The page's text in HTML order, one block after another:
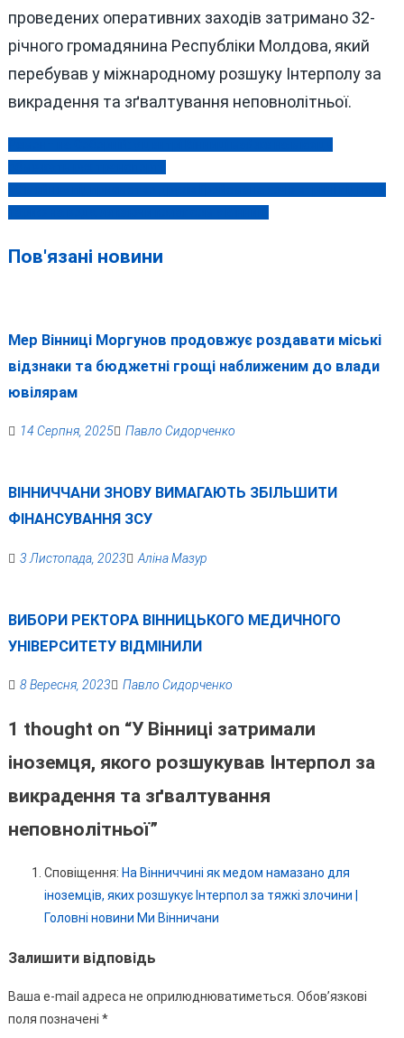
проведених оперативних заходів затримано 32-
річного громадянина Республіки Молдова, який
перебував у міжнародному розшуку Інтерполу за
викрадення та зґвалтування неповнолітньої.
Навігація
записів
Пов'язані новини
Мер Вінниці Моргунов продовжує роздавати міські
відзнаки та бюджетні грощі наближеним до влади
ювілярам
14 Серпня, 2025 Павло Сидорченко
ВІННИЧЧАНИ ЗНОВУ ВИМАГАЮТЬ ЗБІЛЬШИТИ
ФІНАНСУВАННЯ ЗСУ
3 Листопада, 2023 Аліна Мазур
ВИБОРИ РЕКТОРА ВІННИЦЬКОГО МЕДИЧНОГО
УНІВЕРСИТЕТУ ВІДМІНИЛИ
8 Вересня, 2023 Павло Сидорченко
1 thought on “У Вінниці затримали
іноземця, якого розшукував Інтерпол за
викрадення та зґвалтування
неповнолітньої”
Сповіщення: На Вінниччині як медом намазано для
іноземців, яких розшукує Інтерпол за тяжкі злочини |
Головні новини Ми Вінничани
Залишити відповідь
Ваша e-mail адреса не оприлюднюватиметься. Обов’язкові
поля позначені *